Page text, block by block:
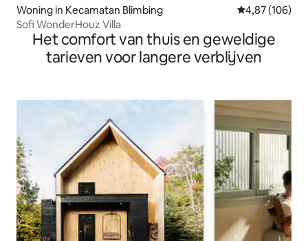
Woning in Kecamatan Blimbing Gemiddelde
4,87 (106)
Sofi WonderHouz Villa
Het comfort van thuis en geweldige
tarieven voor langere verblijven